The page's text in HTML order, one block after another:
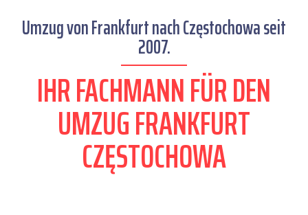
Umzug von Frankfurt nach Częstochowa seit
2007.
IHR FACHMANN FÜR DEN
UMZUG FRANKFURT
CZĘSTOCHOWA